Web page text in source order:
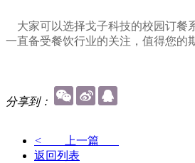
大家可以选择戈子科技的校园订餐
一直备受餐饮行业的关注，值得您的
分享到：
< 上一篇
返回列表